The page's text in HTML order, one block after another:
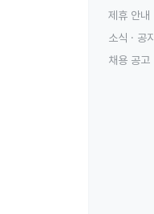
제휴 안내
소식 · 공지
채용 공고